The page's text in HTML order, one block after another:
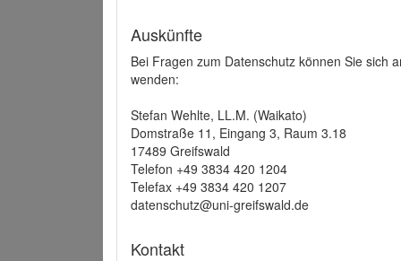
Auskünfte
Bei Fragen zum Datenschutz können Sie sich
wenden:
Stefan Wehlte, LL.M. (Waikato)
Domstraße 11, Eingang 3, Raum 3.18
17489 Greifswald
Telefon +49 3834 420 1204
Telefax +49 3834 420 1207
datenschutz@uni-greifswald.de
Kontakt